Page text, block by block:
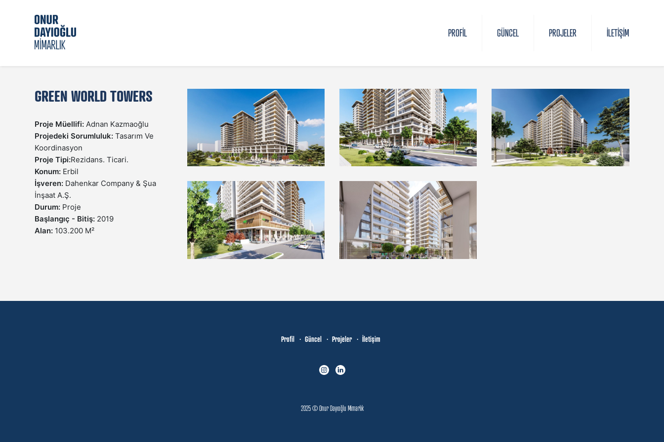
PROFIL GÜNCEL PROJELER İLETIŞIM
GREEN WORLD TOWERS
Proje Müellifi: Adnan Kazmaoğlu
Projedeki Sorumluluk: Tasarım Ve
Koordinasyon
Proje Tipi:Rezidans. Ticari.
Konum: Erbil
İşveren: Dahenkar Company & Şua
İnşaat A.Ş.
Durum: Proje
Başlangıç - Bitiş: 2019
Alan: 103.200 M²
Profil Güncel Projeler İletişim
2025 © Onur Dayıoğlu Mimarlık